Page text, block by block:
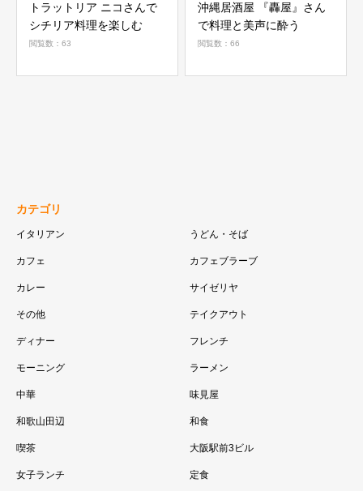
トラットリア ニコさんで
シチリア料理を楽しむ
閲覧数：63
沖縄居酒屋 『轟屋』さん
で料理と美声に酔う
閲覧数：66
カテゴリ
イタリアン うどん・そば
カフェ カフェブラーブ
カレー サイゼリヤ
その他 テイクアウト
ディナー フレンチ
モーニング ラーメン
中華 味見屋
和歌山田辺 和食
喫茶 大阪駅前3ビル
女子ランチ 定食